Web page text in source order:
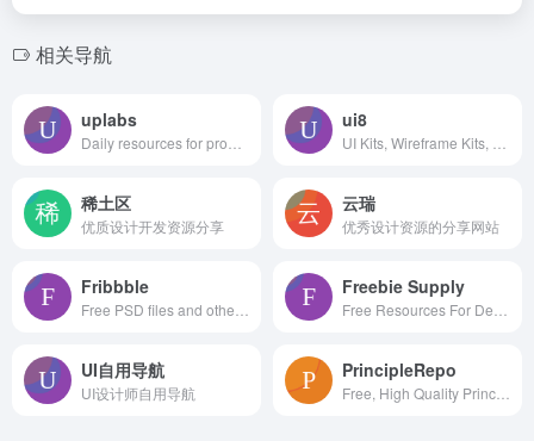
相关导航
uplabs ui8
稀土区
优质设计开发资源分享
云瑞
优秀设计资源的分享网站
Fribbble Freebie Supply
UI自用导航
UI设计师自用导航
PrincipleRepo